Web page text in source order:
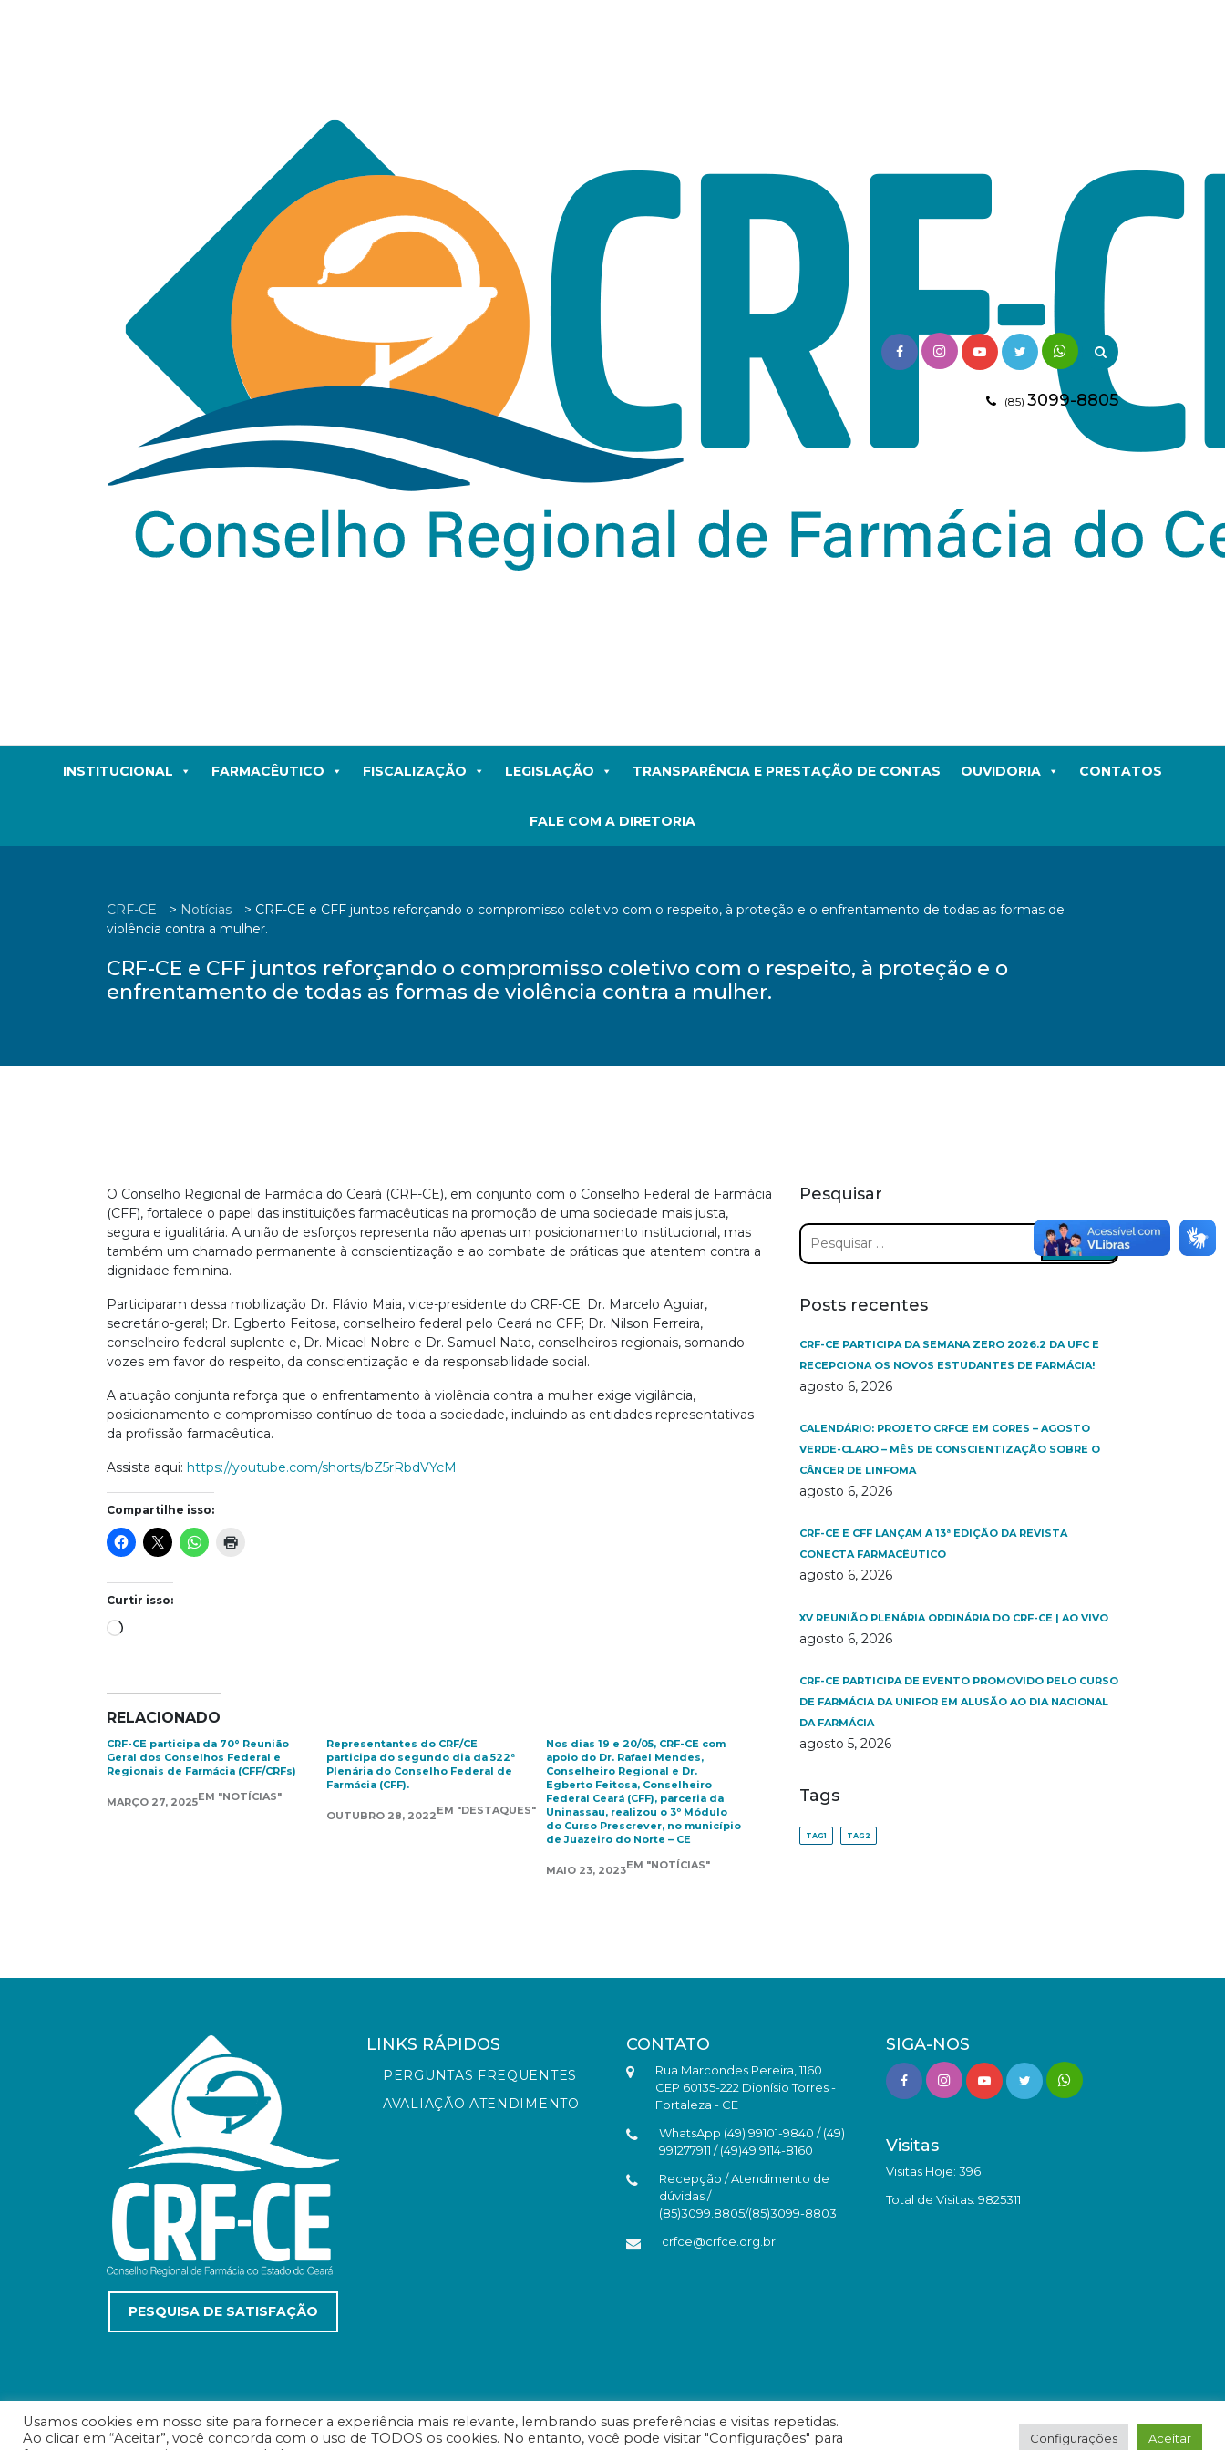
(85) 3099-8805
INSTITUCIONAL FARMACÊUTICO FISCALIZAÇÃO LEGISLAÇÃO TRANSPARÊNCIA E PRESTAÇÃO DE CONTAS OUVIDORIA CONTATOS
FALE COM A DIRETORIA
CRF-CE > Notícias > CRF-CE e CFF juntos reforçando o compromisso coletivo com o respeito, à proteção e o enfrentamento de todas as formas de
violência contra a mulher.
CRF-CE e CFF juntos reforçando o compromisso coletivo com o respeito, à proteção e o
enfrentamento de todas as formas de violência contra a mulher.
O Conselho Regional de Farmácia do Ceará (CRF-CE), em conjunto com o Conselho Federal de Farmácia
(CFF), fortalece o papel das instituições farmacêuticas na promoção de uma sociedade mais justa,
segura e igualitária. A união de esforços representa não apenas um posicionamento institucional, mas
também um chamado permanente à conscientização e ao combate de práticas que atentem contra a
dignidade feminina.
Participaram dessa mobilização Dr. Flávio Maia, vice-presidente do CRF-CE; Dr. Marcelo Aguiar,
secretário-geral; Dr. Egberto Feitosa, conselheiro federal pelo Ceará no CFF; Dr. Nilson Ferreira,
conselheiro federal suplente e, Dr. Micael Nobre e Dr. Samuel Nato, conselheiros regionais, somando
vozes em favor do respeito, da conscientização e da responsabilidade social.
A atuação conjunta reforça que o enfrentamento à violência contra a mulher exige vigilância,
posicionamento e compromisso contínuo de toda a sociedade, incluindo as entidades representativas
da profissão farmacêutica.
Assista aqui: https://youtube.com/shorts/bZ5rRbdVYcM
Compartilhe isso:
Curtir isso:
Carregando...
RELACIONADO
CRF-CE participa da 70° Reunião
Geral dos Conselhos Federal e
Regionais de Farmácia (CFF/CRFs)
MARÇO 27, 2025EM "NOTÍCIAS"
Representantes do CRF/CE
participa do segundo dia da 522ª
Plenária do Conselho Federal de
Farmácia (CFF).
OUTUBRO 28, 2022EM "DESTAQUES"
Nos dias 19 e 20/05, CRF-CE com
apoio do Dr. Rafael Mendes,
Conselheiro Regional e Dr.
Egberto Feitosa, Conselheiro
Federal Ceará (CFF), parceria da
Uninassau, realizou o 3º Módulo
do Curso Prescrever, no município
de Juazeiro do Norte – CE
MAIO 23, 2023EM "NOTÍCIAS"
Pesquisar
Pesquisar
por:
Posts recentes
CRF-CE PARTICIPA DA SEMANA ZERO 2026.2 DA UFC E
RECEPCIONA OS NOVOS ESTUDANTES DE FARMÁCIA!
agosto 6, 2026
CALENDÁRIO: PROJETO CRFCE EM CORES – AGOSTO
VERDE-CLARO – MÊS DE CONSCIENTIZAÇÃO SOBRE O
CÂNCER DE LINFOMA
agosto 6, 2026
CRF-CE E CFF LANÇAM A 13ª EDIÇÃO DA REVISTA
CONECTA FARMACÊUTICO
agosto 6, 2026
XV REUNIÃO PLENÁRIA ORDINÁRIA DO CRF-CE | AO VIVO
agosto 6, 2026
CRF-CE PARTICIPA DE EVENTO PROMOVIDO PELO CURSO
DE FARMÁCIA DA UNIFOR EM ALUSÃO AO DIA NACIONAL
DA FARMÁCIA
agosto 5, 2026
Tags
TAG1 TAG2
PESQUISA DE SATISFAÇÃO
LINKS RÁPIDOS
PERGUNTAS FREQUENTES
AVALIAÇÃO ATENDIMENTO
CONTATO
Rua Marcondes Pereira, 1160
CEP 60135-222 Dionísio Torres -
Fortaleza - CE
WhatsApp (49) 99101-9840 / (49)
991277911 / (49)49 9114-8160
Recepção / Atendimento de
dúvidas /
(85)3099.8805/(85)3099-8803
crfce@crfce.org.br
SIGA-NOS
Visitas
Visitas Hoje: 396
Total de Visitas: 9825311
Usamos cookies em nosso site para fornecer a experiência mais relevante, lembrando suas preferências e visitas repetidas.
Ao clicar em “Aceitar”, você concorda com o uso de TODOS os cookies. No entanto, você pode visitar "Configurações" para
Configurações Aceitar